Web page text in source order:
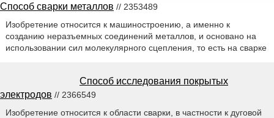
Способ сварки металлов // 2353489
Изобретение относится к машиностроению, а именно к
созданию неразъемных соединений металлов, и основано на
использовании сил молекулярного сцепления, то есть на сварке
Способ исследования покрытых
электродов // 2366549
Изобретение относится к области сварки, в частности к дуговой